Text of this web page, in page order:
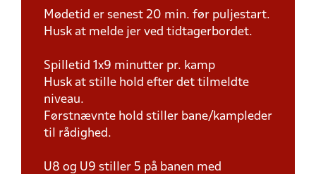
Mødetid er senest 20 min. før puljestart.
Husk at melde jer ved tidtagerbordet.
Spilletid 1x9 minutter pr. kamp
Husk at stille hold efter det tilmeldte
niveau.
Førstnævnte hold stiller bane/kampleder
til rådighed.
U8 og U9 stiller 5 på banen med